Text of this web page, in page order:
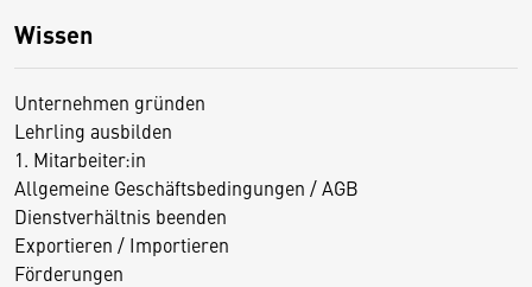
Wissen
Unternehmen gründen
Lehrling ausbilden
1. Mitarbeiter:in
Allgemeine Geschäftsbedingungen / AGB
Dienstverhältnis beenden
Exportieren / Importieren
Förderungen